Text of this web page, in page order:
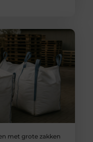
met grote zakken